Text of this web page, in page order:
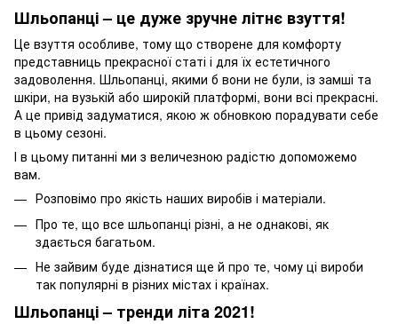
Шльопанці– це дуже зручне літнє взуття!
Це взуття особливе, тому що створене для комфорту
представниць прекрасної статі і для їх естетичного
задоволення. Шльопанці, якими б вони не були, із замші та
шкіри, на вузькій або широкій платформі, вони всі прекрасні.
А це привід задуматися, якою ж обновкою порадувати себе
в цьому сезоні.
І в цьому питанні ми з величезною радістю допоможемо
вам.
Розповімо про якість наших виробів і матеріали.
Про те, що все шльопанці різні, а не однакові, як
здається багатьом.
Не зайвим буде дізнатися ще й про те, чому ці вироби
так популярні в різних містах і країнах.
Шльопанці– тренди літа 2021!